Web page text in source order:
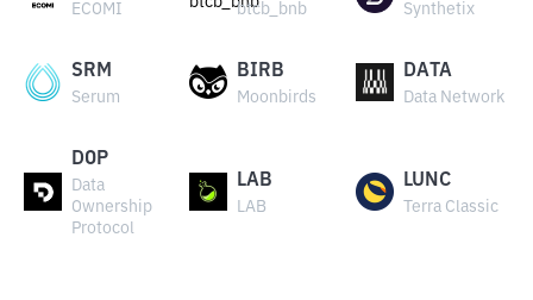
ECOMI btcb_bnb Synthetix
SRM
Serum
BIRB
Moonbirds
DATA
Data Network
DOP
Data
Ownership
Protocol
LAB
LAB
LUNC
Terra Classic